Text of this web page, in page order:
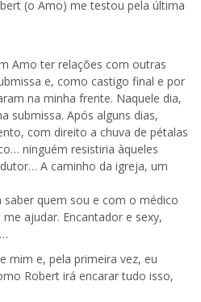
(o Amo) me testou pela última
Amo ter relações com outras
e, como castigo final e por
na minha frente. Naquele dia,
submissa. Após alguns dias,
com direito a chuva de pétalas
ninguém resistiria àqueles
A caminho da igreja, um
quem sou e com o médico
ajudar. Encantador e sexy,
mim e, pela primeira vez, eu
Robert irá encarar tudo isso,